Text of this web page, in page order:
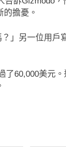
擔憂。
」另一位用戶
了60,000美元
通道Warren
2 天 Ago